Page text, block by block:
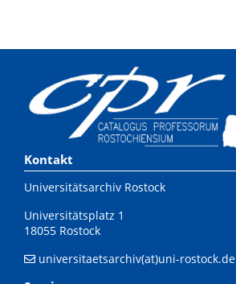
Kontakt
Universitätsarchiv Rostock
Universitätsplatz 1
18055 Rostock
universitaetsarchiv(at)uni-rostock.de